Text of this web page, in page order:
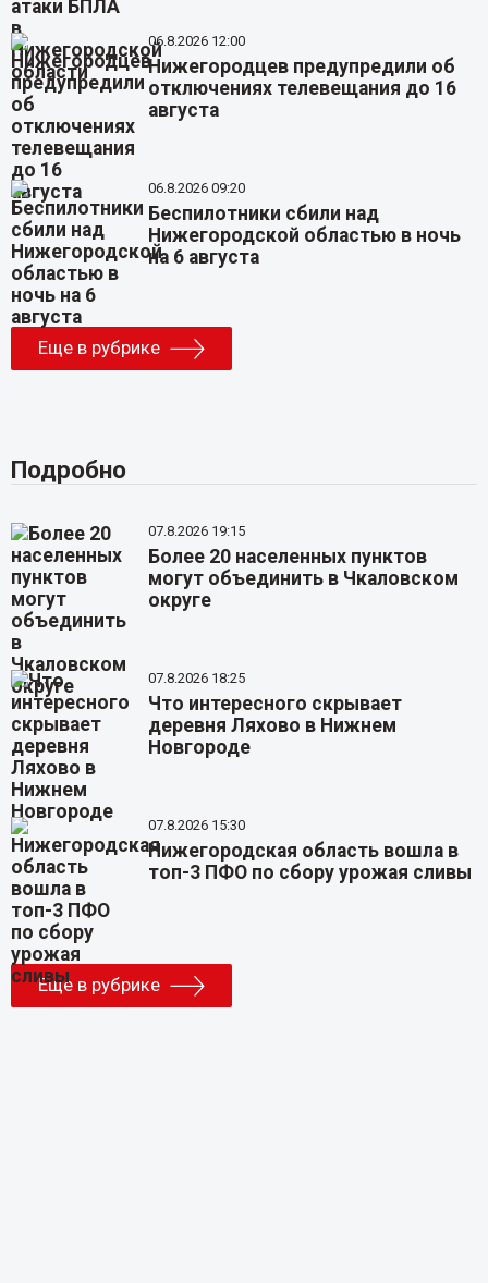
06.8.2026 12:00
Нижегородцев предупредили об
отключениях телевещания до 16
августа
06.8.2026 09:20
Беспилотники сбили над
Нижегородской областью в ночь
на 6 августа
Еще в рубрике
Подробно
07.8.2026 19:15
Более 20 населенных пунктов
могут объединить в Чкаловском
округе
07.8.2026 18:25
Что интересного скрывает
деревня Ляхово в Нижнем
Новгороде
07.8.2026 15:30
Нижегородская область вошла в
топ-3 ПФО по сбору урожая сливы
Еще в рубрике